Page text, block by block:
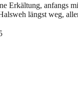
Erkältung, anfangs
längst weg,